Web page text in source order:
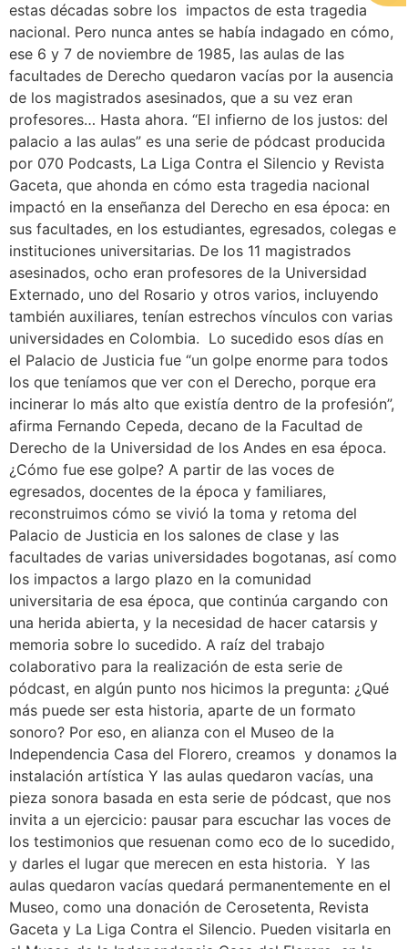
estas décadas sobre los impactos de esta tragedia
nacional. Pero nunca antes se había indagado en cómo,
ese 6 y 7 de noviembre de 1985, las aulas de las
facultades de Derecho quedaron vacías por la ausencia
de los magistrados asesinados, que a su vez eran
profesores… Hasta ahora. “El infierno de los justos: del
palacio a las aulas” es una serie de pódcast producida
por 070 Podcasts, La Liga Contra el Silencio y Revista
Gaceta, que ahonda en cómo esta tragedia nacional
impactó en la enseñanza del Derecho en esa época: en
sus facultades, en los estudiantes, egresados, colegas e
instituciones universitarias. De los 11 magistrados
asesinados, ocho eran profesores de la Universidad
Externado, uno del Rosario y otros varios, incluyendo
también auxiliares, tenían estrechos vínculos con varias
universidades en Colombia. Lo sucedido esos días en
el Palacio de Justicia fue “un golpe enorme para todos
los que teníamos que ver con el Derecho, porque era
incinerar lo más alto que existía dentro de la profesión”,
afirma Fernando Cepeda, decano de la Facultad de
Derecho de la Universidad de los Andes en esa época.
¿Cómo fue ese golpe? A partir de las voces de
egresados, docentes de la época y familiares,
reconstruimos cómo se vivió la toma y retoma del
Palacio de Justicia en los salones de clase y las
facultades de varias universidades bogotanas, así como
los impactos a largo plazo en la comunidad
universitaria de esa época, que continúa cargando con
una herida abierta, y la necesidad de hacer catarsis y
memoria sobre lo sucedido. A raíz del trabajo
colaborativo para la realización de esta serie de
pódcast, en algún punto nos hicimos la pregunta: ¿Qué
más puede ser esta historia, aparte de un formato
sonoro? Por eso, en alianza con el Museo de la
Independencia Casa del Florero, creamos y donamos la
instalación artística Y las aulas quedaron vacías, una
pieza sonora basada en esta serie de pódcast, que nos
invita a un ejercicio: pausar para escuchar las voces de
los testimonios que resuenan como eco de lo sucedido,
y darles el lugar que merecen en esta historia. Y las
aulas quedaron vacías quedará permanentemente en el
Museo, como una donación de Cerosetenta, Revista
Gaceta y La Liga Contra el Silencio. Pueden visitarla en